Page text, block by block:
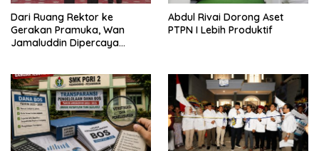
Dari Ruang Rektor ke
Gerakan Pramuka, Wan
Jamaluddin Dipercaya
Abdul Rivai Dorong Aset
PTPN I Lebih Produktif